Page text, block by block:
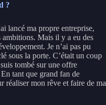
?
lancé ma propre entreprise,
ambitions. Mais il y a eu des
Je n’ai pas pu
sous la porte. C’était un coup
tombé sur une offre
tant que grand fan de
réaliser mon rêve et faire de ma